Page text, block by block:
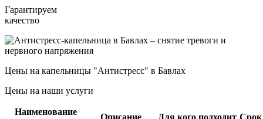
Гарантируем
качество
Цены на капельницы "Антистресс" в Бавлах
Цены на наши услуги
Наименование
Описание Для кого подходит Срок